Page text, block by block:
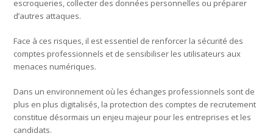
escroqueries, collecter des données personnelles ou préparer
d’autres attaques.
Face à ces risques, il est essentiel de renforcer la sécurité des
comptes professionnels et de sensibiliser les utilisateurs aux
menaces numériques.
Dans un environnement où les échanges professionnels sont de
plus en plus digitalisés, la protection des comptes de recrutement
constitue désormais un enjeu majeur pour les entreprises et les
candidats.